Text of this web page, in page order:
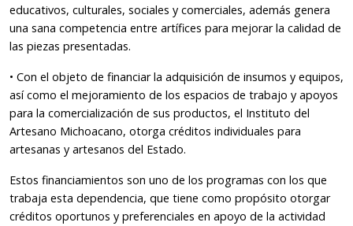
educativos, culturales, sociales y comerciales, además genera
una sana competencia entre artífices para mejorar la calidad de
las piezas presentadas.
• Con el objeto de financiar la adquisición de insumos y equipos,
así como el mejoramiento de los espacios de trabajo y apoyos
para la comercialización de sus productos, el Instituto del
Artesano Michoacano, otorga créditos individuales para
artesanas y artesanos del Estado.
Estos financiamientos son uno de los programas con los que
trabaja esta dependencia, que tiene como propósito otorgar
créditos oportunos y preferenciales en apoyo de la actividad